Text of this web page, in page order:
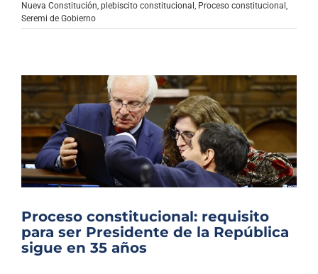
Nueva Constitución, plebiscito constitucional , Proceso constitucional ,
Seremi de Gobierno
Proceso constitucional: requisito
para ser Presidente de la República
sigue en 35 años